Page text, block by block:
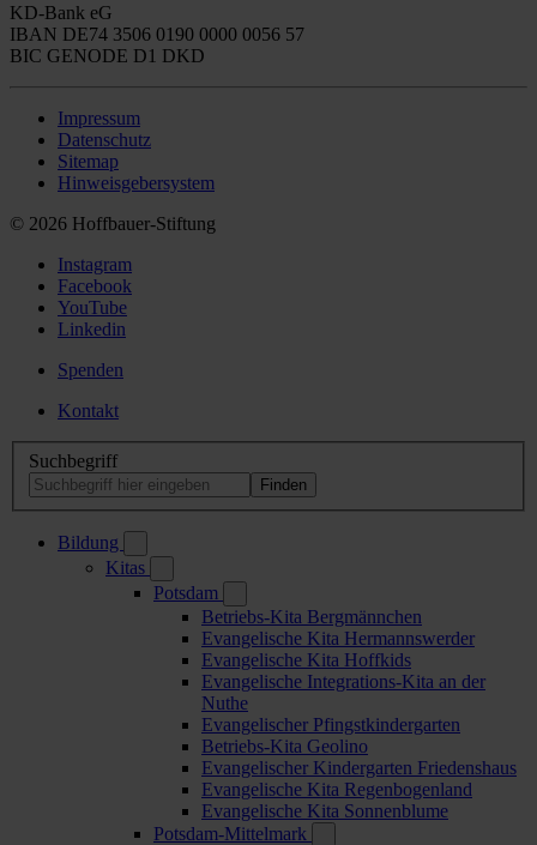
KD-Bank eG
IBAN DE74 3506 0190 0000 0056 57
BIC GENODE D1 DKD
Impressum
Datenschutz
Sitemap
Hinweisgebersystem
© 2026 Hoffbauer-Stiftung
Instagram
Facebook
YouTube
Linkedin
Spenden
Kontakt
Suchbegriff
Bildung
Kitas
Potsdam
Betriebs-Kita Bergmännchen
Evangelische Kita Hermannswerder
Evangelische Kita Hoffkids
Evangelische Integrations-Kita an der
Nuthe
Evangelischer Pfingstkindergarten
Betriebs-Kita Geolino
Evangelischer Kindergarten Friedenshaus
Evangelische Kita Regenbogenland
Evangelische Kita Sonnenblume
Potsdam-Mittelmark